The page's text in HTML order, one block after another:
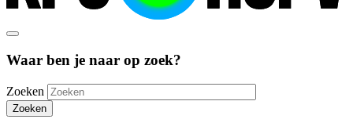
Waar ben je naar op zoek?
Zoeken
Zoeken